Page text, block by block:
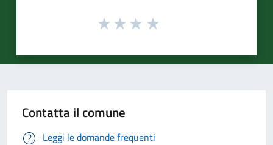
Contatta il comune
Leggi le domande frequenti